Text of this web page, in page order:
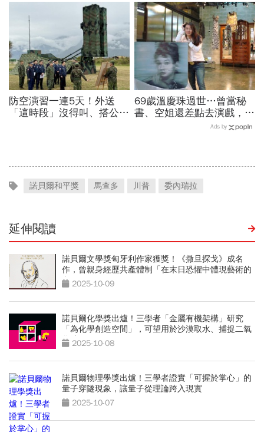
選、藍綠白布局選戰搶先看
金，洗錢手法曝光…慈濟回
應了
防空演習一連5天！外送
「這時段」沒得叫、搭公車
69歲溫慶珠過世…曾當秘
書、空姐還差點去演戲，擁
過婚姻「只信一見鍾情」！
Ads by
諾貝爾和平獎 馬查多 川普 委內瑞拉
延伸閱讀
諾貝爾文學獎匈牙利作家獲獎！《撒旦探戈》成名
作，曾親身經歷共產體制「在末日恐懼中體現藝術的
力量」
2025-10-09
諾貝爾化學獎出爐！三學者「金屬有機架構」研究
「為化學創造空間」，可望用於沙漠取水、捕捉二氧
化碳2025-10-08
諾貝爾物理學獎出爐！三學者證實「可握於掌心」的
量子穿隧現象，讓量子從理論跨入現實
2025-10-07